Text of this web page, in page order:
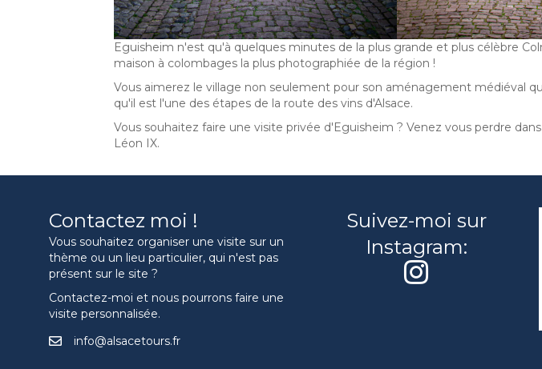
Eguisheim n'est qu'à quelques minutes de la plus grande et plus célèbre
maison à colombages la plus photographiée de la région !
Vous aimerez le village non seulement pour son aménagement médiéval
qu'il est l'une des étapes de la route des vins d'Alsace.
Vous souhaitez faire une visite privée d'Eguisheim ? Venez vous perdre
Léon IX.
Contactez moi !
Vous souhaitez organiser une visite sur un
thème ou un lieu particulier, qui n'est pas
présent sur le site ?
Contactez-moi et nous pourrons faire une
visite personnalisée.
info@alsacetours.fr
Suivez-moi sur
Instagram: